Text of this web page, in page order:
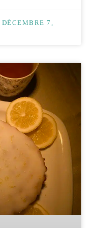
DÉCEMBRE 7,